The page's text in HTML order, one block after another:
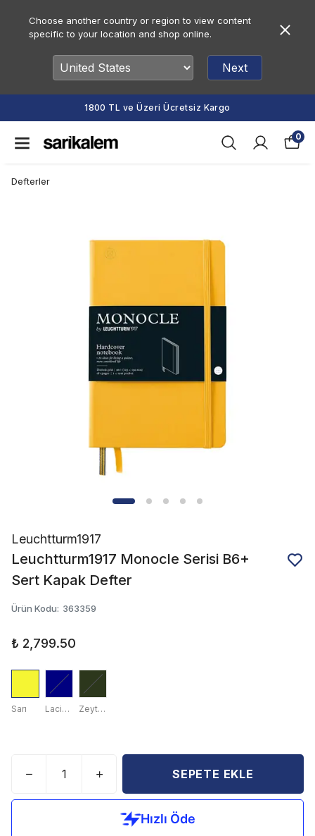
Choose another country or region to view content
specific to your location and shop online.
Next
1800 TL ve Üzeri Ücretsiz Kargo
0
Defterler
Leuchtturm1917
Leuchtturm1917 Monocle Serisi B6+
Sert Kapak Defter
Ürün Kodu: 363359
₺ 2,799.50
Sarı Lacivert Zeytin Yeşili
SEPETE EKLE